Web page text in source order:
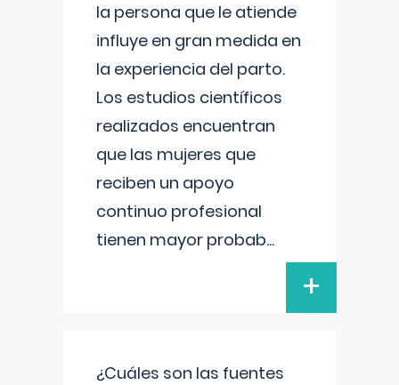
la persona que le atiende
influye en gran medida en
la experiencia del parto.
Los estudios científicos
realizados encuentran
que las mujeres que
reciben un apoyo
continuo profesional
tienen mayor probab...
+
¿Cuáles son las fuentes